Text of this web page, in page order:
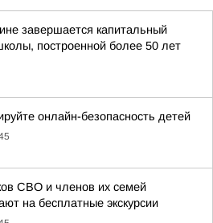
завершается капитальный
построенной более 50 лет
онлайн-безопасность детей
СВО и членов их семей
на бесплатные экскурсии